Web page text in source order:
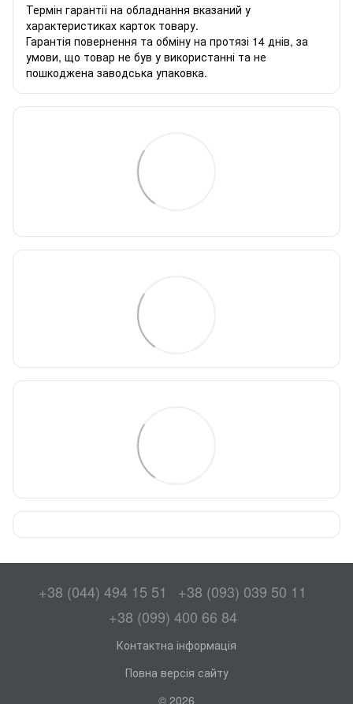
Термін гарантії на обладнання вказаний у
характеристиках карток товару.
Гарантія повернення та обміну на протязі 14 днів, за
умови, що товар не був у використанні та не
пошкоджена заводська упаковка.
+38 (044) 494 15 51
+38 (093) 039 50 11
+38 (099) 400 66 84
Контактна інформація
Повна версія сайту
© 2026